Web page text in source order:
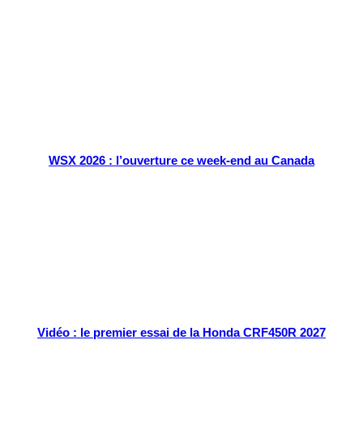
WSX 2026 : l’ouverture ce week-end au Canada
Vidéo : le premier essai de la Honda CRF450R 2027